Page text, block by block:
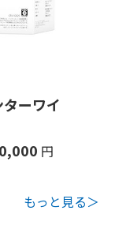
ーワイ
円
もっと見る＞